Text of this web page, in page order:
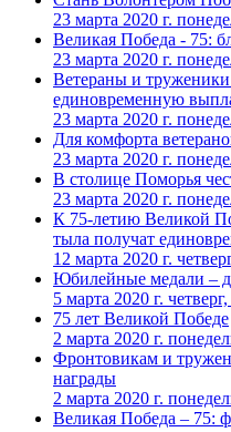
23 марта 2020 г.
Великая Победа - 75:
23 марта 2020 г.
Ветераны и
единовременную
23 марта 2020 г.
Для комфорта
23 марта 2020 г.
В столице Поморья
23 марта 2020 г.
К 75-летию Великой
тыла получат
12 марта 2020 г.
Юбилейные медали –
5 марта 2020 г.
75 лет Великой Победе
2 марта 2020 г.
Фронтовикам и
награды
2 марта 2020 г.
Великая Победа – 75: